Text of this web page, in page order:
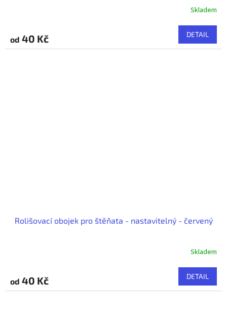
Skladem
od 40 Kč DETAIL
Rolišovací obojek pro štěňata - nastavitelný - červený
Skladem
od 40 Kč DETAIL